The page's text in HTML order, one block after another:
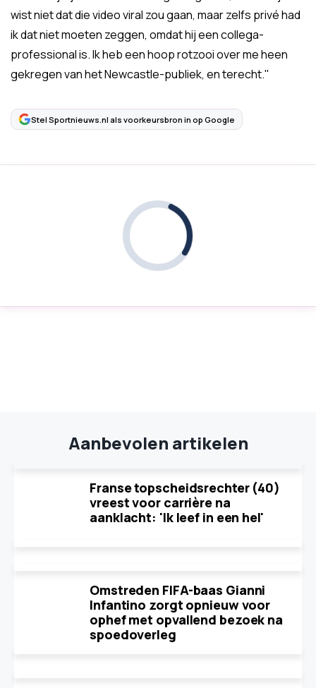
wist niet dat die video viral zou gaan, maar zelfs privé had
ik dat niet moeten zeggen, omdat hij een collega-
professional is. Ik heb een hoop rotzooi over me heen
gekregen van het Newcastle-publiek, en terecht."
Stel Sportnieuws.nl als voorkeursbron in op Google
Aanbevolen artikelen
Franse topscheidsrechter (40)
vreest voor carrière na
aanklacht: 'Ik leef in een hel'
Omstreden FIFA-baas Gianni
Infantino zorgt opnieuw voor
ophef met opvallend bezoek na
spoedoverleg